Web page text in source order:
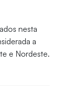
nesta
a
e Nordeste.